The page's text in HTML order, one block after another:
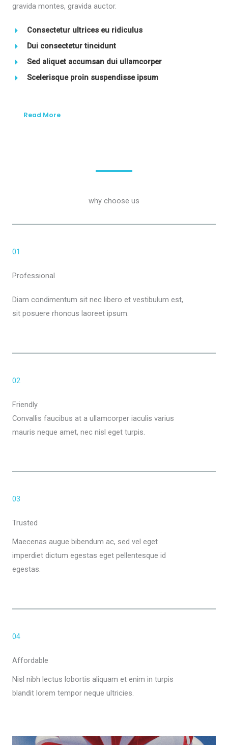
gravida montes, gravida auctor.
Consectetur ultrices eu ridiculus
Dui consectetur tincidunt
Sed aliquet accumsan dui ullamcorper
Scelerisque proin suspendisse ipsum
Read More
why choose us
01
Professional
Diam condimentum sit nec libero et vestibulum est,
sit posuere rhoncus laoreet ipsum.
02
Friendly
Convallis faucibus at a ullamcorper iaculis varius
mauris neque amet, nec nisl eget turpis.
03
Trusted
Maecenas augue bibendum ac, sed vel eget
imperdiet dictum egestas eget pellentesque id
egestas.
04
Affordable
Nisl nibh lectus lobortis aliquam et enim in turpis
blandit lorem tempor neque ultricies.